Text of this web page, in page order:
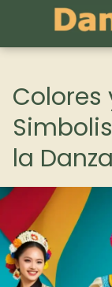
Colores
la